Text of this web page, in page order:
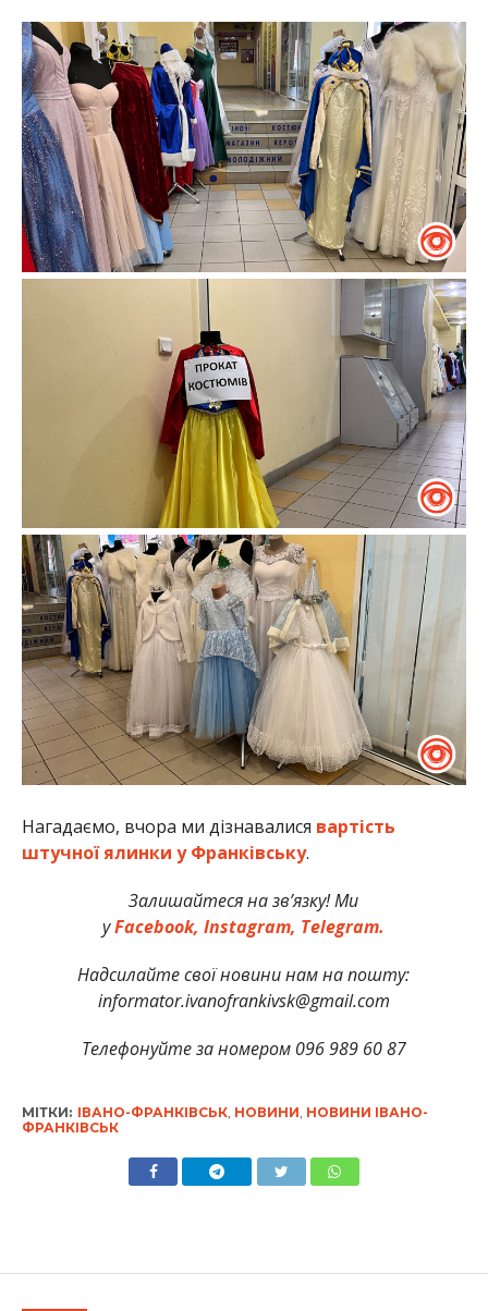
Нагадаємо, вчора ми дізнавалися вартість
штучної ялинки у Франківську.
Залишайтеся на зв’язку! Ми
уFacebook,Instagram, Telegram.
Надсилайте свої новини нам на пошту:
informator.ivanofrankivsk@gmail.com
Телефонуйте за номером 096 989 60 87
МІТКИ: ІВАНО-ФРАНКІВСЬК, НОВИНИ, НОВИНИ ІВАНО-
ФРАНКІВСЬК